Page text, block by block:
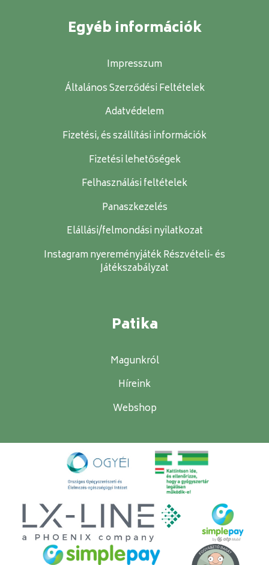
Egyéb információk
Impresszum
Általános Szerződési Feltételek
Adatvédelem
Fizetési, és szállítási információk
Fizetési lehetőségek
Felhasználási feltételek
Panaszkezelés
Elállási/felmondási nyilatkozat
Instagram nyereményjáték Részvételi- és
Játékszabályzat
Patika
Magunkról
Híreink
Webshop